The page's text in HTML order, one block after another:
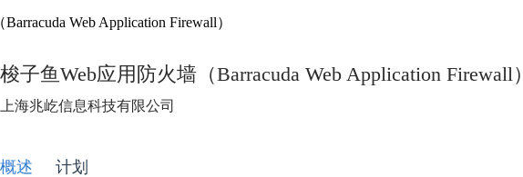
Web Application Firewall）
梭子鱼Web应用防火墙（Barracuda Web Application Firewall）
上海兆屹信息科技有限公司
概述 计划